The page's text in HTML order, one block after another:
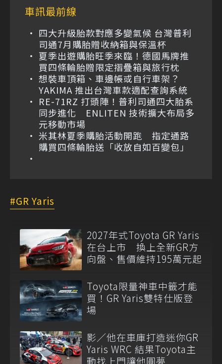
車訊最前線
四大升級胎款對應多變氣候 台灣普利
司通7月購胎贈收納箱與保溫杯
夏季出遊購胎旺季來臨！德國馬牌推
買四條輪胎贈限定摺疊箱與旅行枕
想裝車頂箱、車邊帳或自行車架？
YAKIMA 推出台灣車款適配查詢系統
RE-71RZ 打頭陣！普利司通四大胎系
同步進化 ENLITEN 技術擴大布局多
元移動市場
米其林夏季購胎活動開跑 指定通路
購買四條輪胎送「收放自如百變包」
GR Yaris
2027年式Toyota GR Yaris
在台上市 換上全新GR方
向盤、售價維持195萬元起
Toyota限量神車中籤才能
買！GR Yaris雙特仕版登
場
影／他在車庫打造迷你GR
Yaris WRC 結果Toyota主
動找上門讓他圓夢